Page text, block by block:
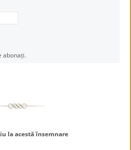
abonați.
la acestă însemnare